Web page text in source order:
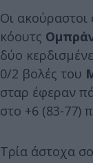
Οι ακούραστοι
κόουτς
δύο
0/2 βολές του
σταρ έφεραν
στο +6 (83-77)
Τρία άστοχα